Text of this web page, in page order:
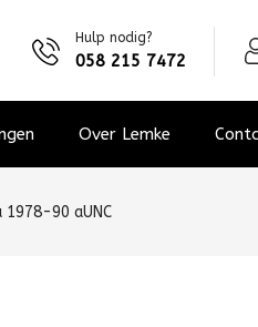
Hulp nodig?
058 215 7472
Over Lemke
90 aUNC